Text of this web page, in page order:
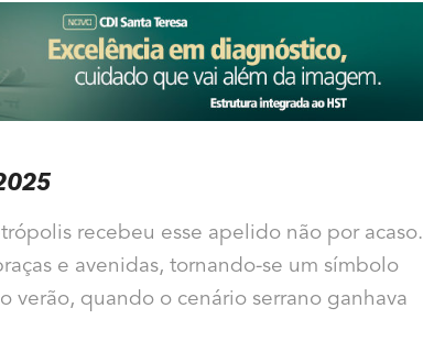
recebeu esse apelido não por acaso.
e avenidas, tornando-se um símbolo
quando o cenário serrano ganhava